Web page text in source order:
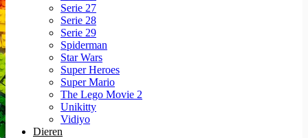
Serie 27
Serie 28
Serie 29
Spiderman
Star Wars
Super Heroes
Super Mario
The Lego Movie 2
Unikitty
Vidiyo
Dieren